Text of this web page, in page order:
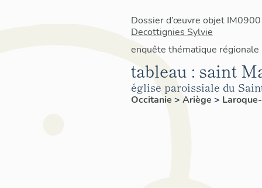
Dossier d’œuvre objet
Decottignies Sylvie
enquête thématique régionale
tableau : saint
église paroissiale du
Occitanie > Ariège >